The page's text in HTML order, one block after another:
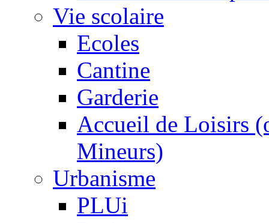
Vie scolaire
Ecoles
Cantine
Garderie
Accueil de Loisirs
Mineurs)
Urbanisme
PLUi